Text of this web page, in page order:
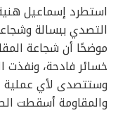
استطرد إسماعيل
التصدي ببسالة
موضحًا أن شجاعة
خسائر فادحة، ونفذت
وستتصدى لأي عملية
والمقاومة أسقطت